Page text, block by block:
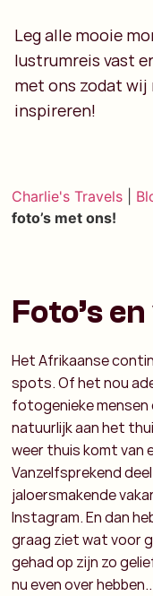
Leg alle mooie
lustrumreis vast
met ons zodat wij
inspireren!
Charlie's Travels
foto’s met ons!
Foto’s
Het Afrikaanse
spots. Of het nou
fotogenieke mensen
natuurlijk aan het
weer thuis komt van
Vanzelfsprekend
jaloersmakende
Instagram. En dan
graag ziet wat voor
gehad op zijn zo
nu even over